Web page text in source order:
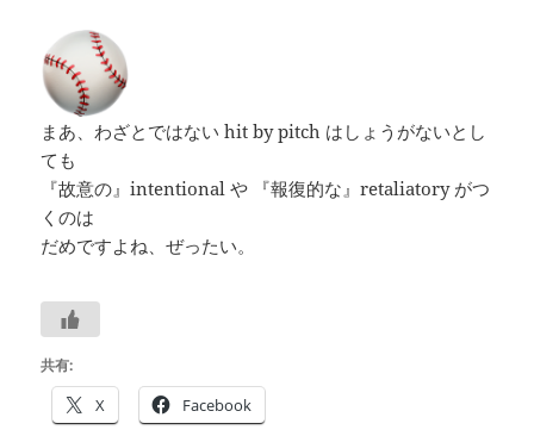
まあ、わざとではない hit by pitch はしょうがないとし
ても
『故意の』intentional や 『報復的な』retaliatory がつ
くのは
だめですよね、ぜったい。
共有:
X Facebook